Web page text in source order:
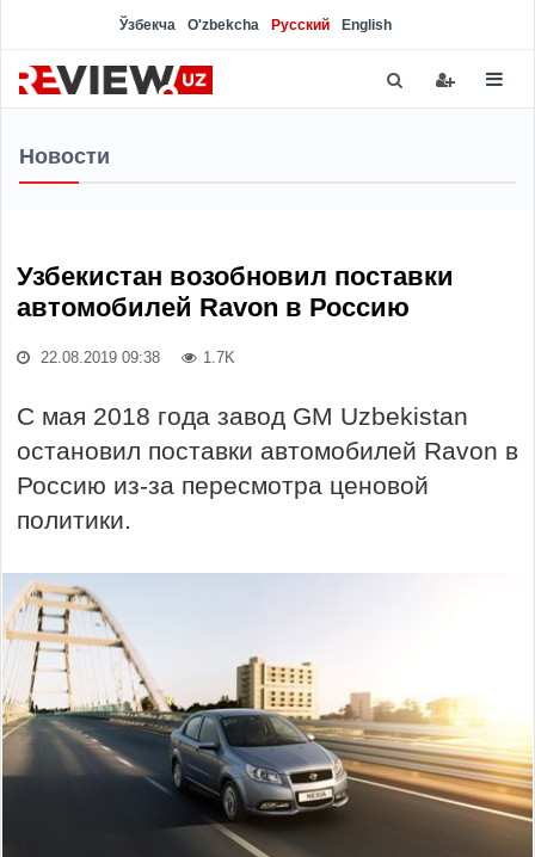
Ўзбекча O'zbekcha Русский English
Новости
Узбекистан возобновил поставки
автомобилей Ravon в Россию
22.08.2019 09:38 1.7K
С мая 2018 года завод GM Uzbekistan
остановил поставки автомобилей Ravon в
Россию из-за пересмотра ценовой
политики.